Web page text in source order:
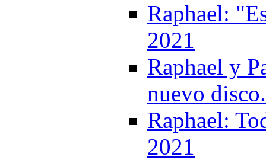
Raphael:
2021
Raphael y
nuevo
Raphael:
2021